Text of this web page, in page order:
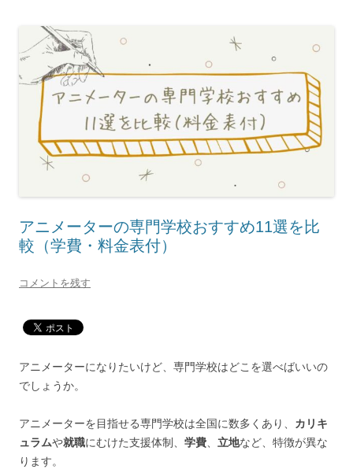
アニメーターの専門学校おすすめ11選を比
較（学費・料金表付）
コメントを残す
アニメーターになりたいけど、専門学校はどこを選べばいいの
でしょうか。
アニメーターを目指せる専門学校は全国に数多くあり、 カリキ
ュラムや就職にむけた支援体制、 学費 立地など、特徴が異な
ります。